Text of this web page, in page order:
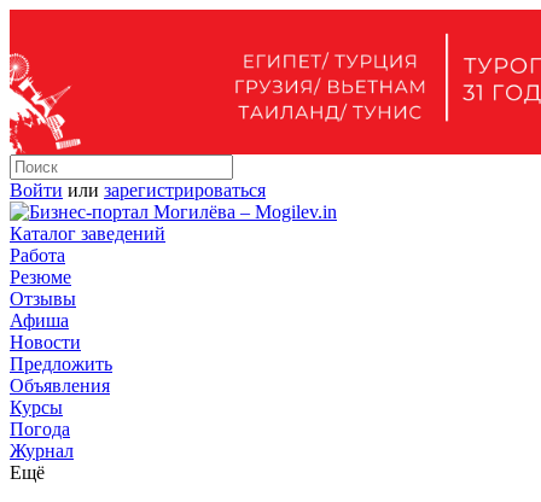
Войти или зарегистрироваться
Каталог заведений
Работа
Резюме
Отзывы
Афиша
Новости
Предложить
Объявления
Курсы
Погода
Журнал
Ещё